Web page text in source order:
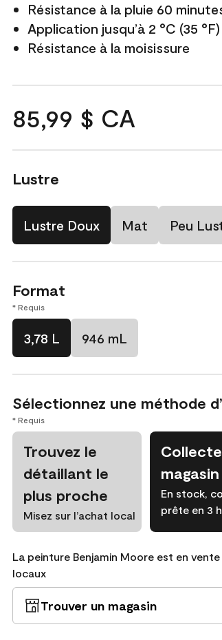
Résistance à la pluie 60
Application jusqu’à 2 °C (35 °F)
Résistance à la moisissure
85,99 $ CA
Lustre
Lustre Doux Mat Peu
Format
* Requis
3,78 L 946 mL
Sélectionnez une méthode
* Requis
Trouvez le
détaillant le
plus proche
Misez sur l’achat local
magasin
En stock,
prête en 3
La peinture Benjamin Moore est en
locaux
Trouver un magasin